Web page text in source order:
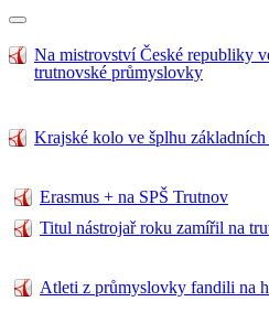
Na mistrovství České republiky
trutnovské průmyslovky
Krajské kolo ve šplhu
Erasmus + na SPŠ Trutnov
Titul nástrojař roku zamířil na
Atleti z průmyslovky fandili na